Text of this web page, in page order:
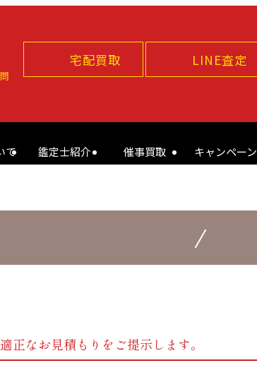
宅配買取 LINE査定
て 鑑定士紹介 催事買取 キャンペーン
適正なお見積もりをご提示します。